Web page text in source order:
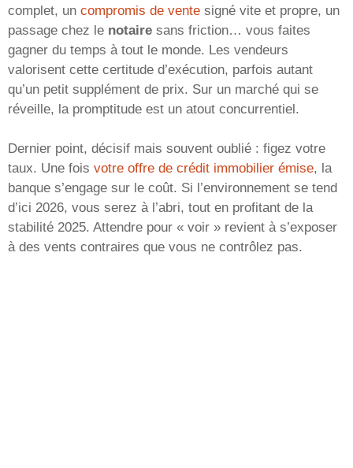
complet, un compromis de vente signé vite et propre, un
passage chez le notaire sans friction… vous faites
gagner du temps à tout le monde. Les vendeurs
valorisent cette certitude d’exécution, parfois autant
qu’un petit supplément de prix. Sur un marché qui se
réveille, la promptitude est un atout concurrentiel.
Dernier point, décisif mais souvent oublié : figez votre
taux. Une fois votre offre de crédit immobilier émise, la
banque s’engage sur le coût. Si l’environnement se tend
d’ici 2026, vous serez à l’abri, tout en profitant de la
stabilité 2025. Attendre pour « voir » revient à s’exposer
à des vents contraires que vous ne contrôlez pas.